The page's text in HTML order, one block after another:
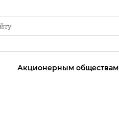
Акционерным обществам